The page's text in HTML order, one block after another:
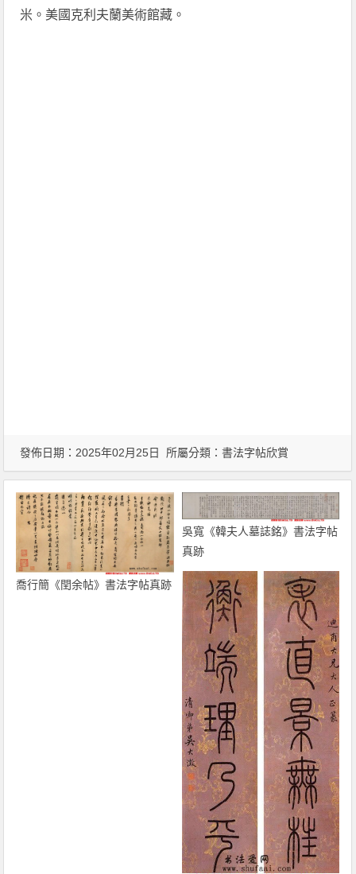
米。美國克利夫蘭美術館藏。
發佈日期：2025年02月25日 所屬分類：書法字帖欣賞
喬行簡《閏余帖》書法字帖真跡
吳寬《韓夫人墓誌銘》書法字帖
真跡